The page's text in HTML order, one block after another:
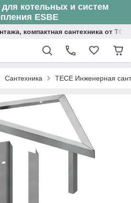
котельных и систем
ESBE
компактная сантехника от
Сантехника ТЕСЕ Инженерная